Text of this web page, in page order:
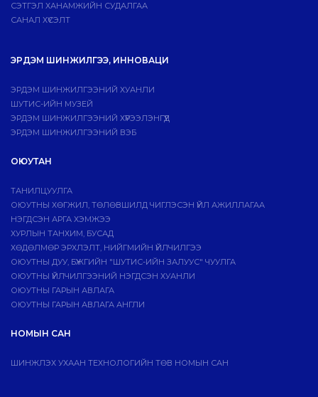
СЭТГЭЛ ХАНАМЖИЙН СУДАЛГАА
САНАЛ ХҮСЭЛТ
ЭРДЭМ ШИНЖИЛГЭЭ, ИННОВАЦИ
ЭРДЭМ ШИНЖИЛГЭЭНИЙ ХУАНЛИ
ШУТИС-ИЙН МУЗЕЙ
ЭРДЭМ ШИНЖИЛГЭЭНИЙ ХҮРЭЭЛЭНГҮҮД
ЭРДЭМ ШИНЖИЛГЭЭНИЙ ВЭБ
ОЮУТАН
ТАНИЛЦУУЛГА
ОЮУТНЫ ХӨГЖИЛ, ТӨЛӨВШИЛД ЧИГЛЭСЭН ҮЙЛ АЖИЛЛАГАА
НЭГДСЭН АРГА ХЭМЖЭЭ
ХУРЛЫН ТАНХИМ, БУСАД
ХӨДӨЛМӨР ЭРХЛЭЛТ, НИЙГМИЙН ҮЙЛЧИЛГЭЭ
ОЮУТНЫ ДУУ, БҮЖГИЙН "ШУТИС-ИЙН ЗАЛУУС" ЧУУЛГА
ОЮУТНЫ ҮЙЛЧИЛГЭЭНИЙ НЭГДСЭН ХУАНЛИ
ОЮУТНЫ ГАРЫН АВЛАГА
ОЮУТНЫ ГАРЫН АВЛАГА АНГЛИ
НОМЫН САН
ШИНЖЛЭХ УХААН ТЕХНОЛОГИЙН ТӨВ НОМЫН САН